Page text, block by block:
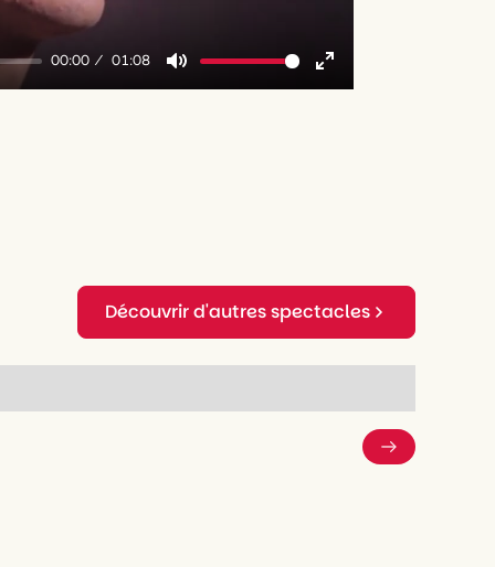
00:00 01:08
Mute
Enter
Découvrir d'autres spectacles